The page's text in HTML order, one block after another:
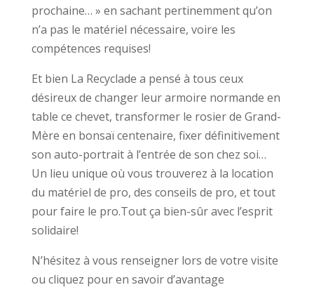
prochaine… » en sachant pertinemment qu’on
n’a pas le matériel nécessaire, voire les
compétences requises!
Et bien La Recyclade a pensé à tous ceux
désireux de changer leur armoire normande en
table ce chevet, transformer le rosier de Grand-
Mère en bonsaï centenaire, fixer définitivement
son auto-portrait à l’entrée de son chez soi…
Un lieu unique où vous trouverez à la location
du matériel de pro, des conseils de pro, et tout
pour faire le pro.Tout ça bien-sûr avec l’esprit
solidaire!
N’hésitez à vous renseigner lors de votre visite
ou cliquez pour en savoir d’avantage